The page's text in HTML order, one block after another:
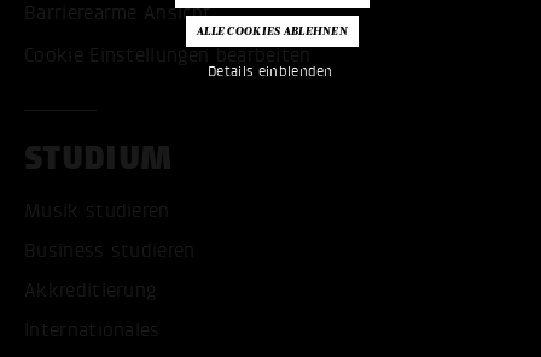
Details einblenden
Barrierearme Ansicht
Cookie Einstellungen bearbeiten
STUDIUM
Musik studieren
Business studieren
Akkreditierung
Internationales